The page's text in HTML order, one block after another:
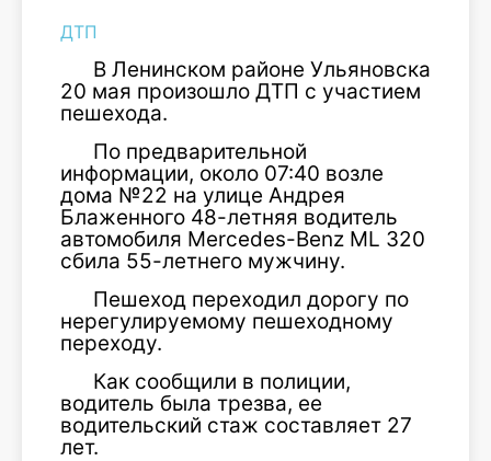
ДТП
В Ленинском районе Ульяновска
20 мая произошло ДТП с участием
пешехода.
По предварительной
информации, около 07:40 возле
дома №22 на улице Андрея
Блаженного 48-летняя водитель
автомобиля Mercedes-Benz ML 320
сбила 55-летнего мужчину.
Пешеход переходил дорогу по
нерегулируемому пешеходному
переходу.
Как сообщили в полиции,
водитель была трезва, ее
водительский стаж составляет 27
лет.